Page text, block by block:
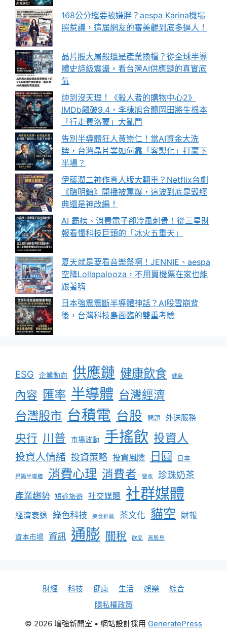
168公分還要被嫌胖？aespa Karina機場
照惹議，這屆網友的審美觀到底多逼人！
晶片股大屠殺還是產業換檔？從全球半導
體史詩級震盪，看台灣AI供應鏈的真實底
氣
帥到沒天理！《殺人者的購物中心2》
IMDb飆破9.4，李棟旭合體岡田將生根本
「行走費洛蒙」大亂鬥
告別半導體狂人黃崇仁！當AI資金大洗
牌，台灣晶片業如何靠「客製化」打贏下
半場？
伊藤潤二神作真人版大翻車？Netflix台劇
《聰明鎮》開播被罵爆，這波到底是毀經
典還是神改編！
AI 霸榜、消費電子卻冷風刺骨！從三星財
報看懂科技巨頭的「冰火五重天」
夏天就是要看音樂祭啊！JENNIE、aespa
空降Lollapalooza，不用買機票在家也能
跟著嗨
日本強震震斷半導體神話？AI股雪崩背
後，台灣科技島面臨的雙重考驗
ESG 企業動向 供應鏈 健康飲食 健身
內容 匯率 半導體 台灣經濟
台灣股市 台積電 台股 問題 外送服務
央行 川普 市場波動 手搖飲 投資人
投資人情緒 投資策略 投資風險 日圓 日本
昇陽半導體 消費心理 消費者 營收
珍珠奶茶
產業趨勢
短途旅遊 社交媒體 社群媒體
經濟衰退 綠色科技 美食推薦 茶文化 貓空 財報
資本市場 資訊 通膨 關稅 飲品 高股息
財經 科技 健康 生活 娛樂
綜合
隱私權政策
© 2026 增強新聞室 • 網站設計採用 GeneratePress